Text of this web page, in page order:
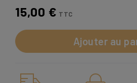
15,00 € TTC
Ajouter au